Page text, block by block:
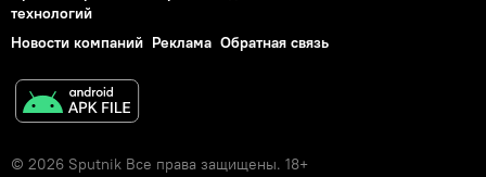
технологий
Новости компаний Реклама Обратная связь
© 2026 Sputnik Все права защищены. 18+